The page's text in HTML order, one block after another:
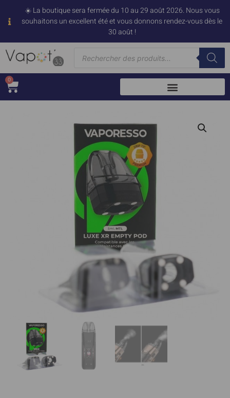
☀️ La boutique sera fermée du 10 au 29 août 2026. Nous vous
souhaitons un excellent été et vous donnons rendez-vous dès le
30 août !
0